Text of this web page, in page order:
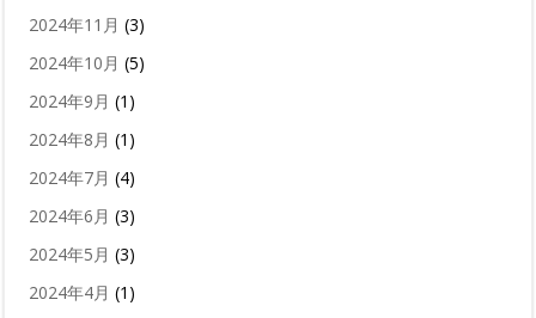
2024年11月 (3)
2024年10月 (5)
2024年9月 (1)
2024年8月 (1)
2024年7月 (4)
2024年6月 (3)
2024年5月 (3)
2024年4月 (1)